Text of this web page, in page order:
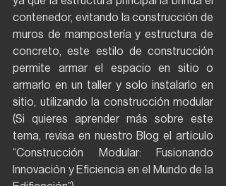
contenedor, evitando la construcción de
muros de mampostería y estructura de
concreto, este estilo de construcción
permite armar el espacio en sitio o
armarlo en un taller y solo instalarlo en
sitio, utilizando la construcción modular
(Si quieres aprender más sobre este
tema, revisa en nuestro Blog el articulo
“Construcción Modular: Fusionando
Innovación y Eficiencia en el Mundo de la